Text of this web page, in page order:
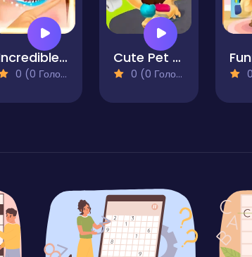
Incredible Princess Eye Art
0 (0 Голосів)
Cute Pet Friends
0 (0 Голосів)